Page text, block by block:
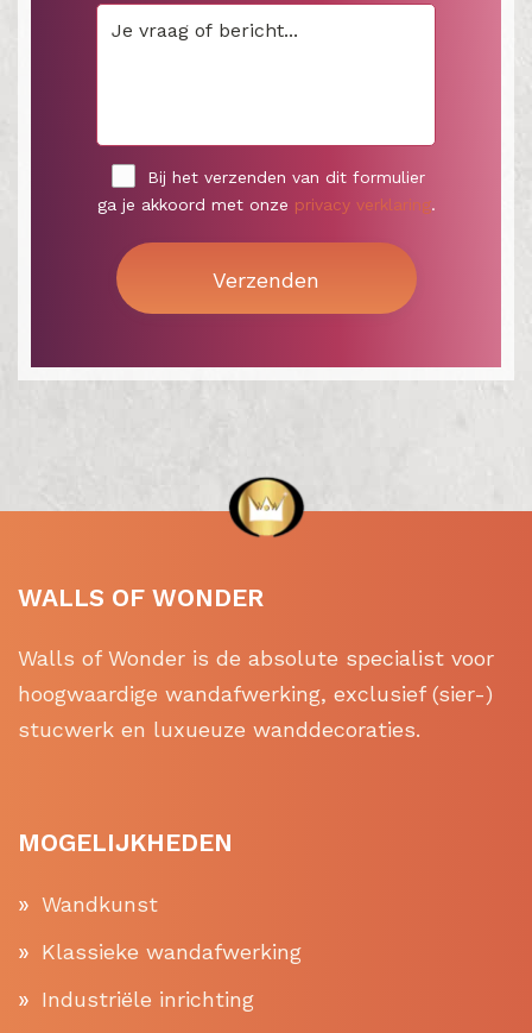
Bij het verzenden van dit formulier
ga je akkoord met onze privacy verklaring.
WALLS OF WONDER
Walls of Wonder is de absolute specialist voor
hoogwaardige wandafwerking, exclusief (sier-)
stucwerk en luxueuze wanddecoraties.
MOGELIJKHEDEN
Wandkunst
Klassieke wandafwerking
Industriële inrichting